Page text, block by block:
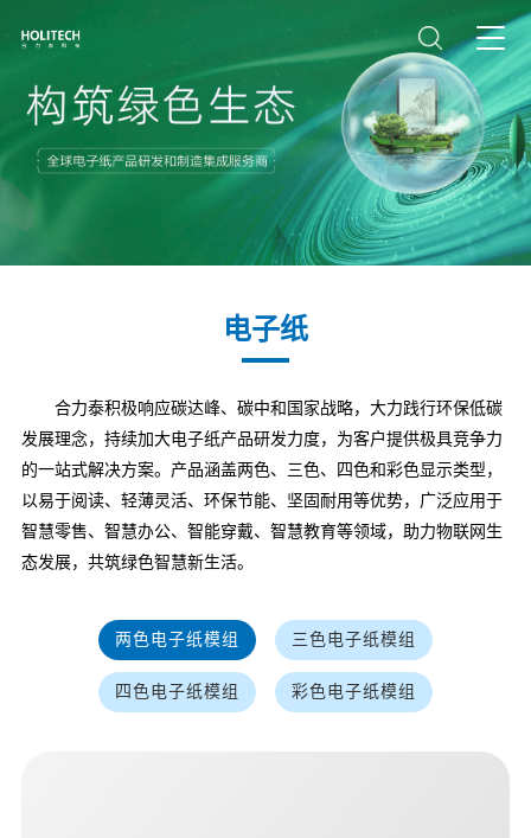
电子纸
合力泰积极响应碳达峰、碳中和国家战略，大力践行环保低碳
发展理念，持续加大电子纸产品研发力度，为客户提供极具竞争力
的一站式解决方案。产品涵盖两色、三色、四色和彩色显示类型，
以易于阅读、轻薄灵活、环保节能、坚固耐用等优势，广泛应用于
智慧零售、智慧办公、智能穿戴、智慧教育等领域，助力物联网生
态发展，共筑绿色智慧新生活。
两色电子纸模组 三色电子纸模组
四色电子纸模组 彩色电子纸模组